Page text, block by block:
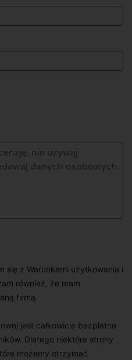
się z Warunkami użytkowania i
również, że mam
firmą.
jest całkowicie bezpłatne
Dlatego niektóre strony
możemy otrzymać